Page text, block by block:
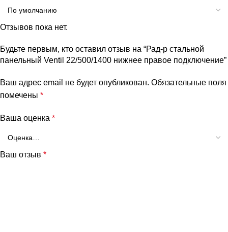
Отзывов пока нет.
Будьте первым, кто оставил отзыв на “Рад-р стальной
панельный Ventil 22/500/1400 нижнее правое подключение”
Ваш адрес email не будет опубликован. Обязательные поля
помечены *
Ваша оценка *
Ваш отзыв *